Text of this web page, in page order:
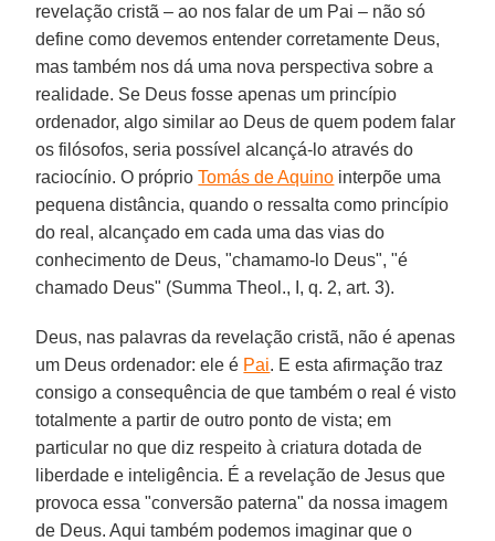
revelação cristã – ao nos falar de um Pai – não só
define como devemos entender corretamente Deus,
mas também nos dá uma nova perspectiva sobre a
realidade. Se Deus fosse apenas um princípio
ordenador, algo similar ao Deus de quem podem falar
os filósofos, seria possível alcançá-lo através do
raciocínio. O próprioTomás de Aquino interpõe uma
pequena distância, quando o ressalta como princípio
do real, alcançado em cada uma das vias do
conhecimento de Deus, "chamamo-lo Deus", "é
chamado Deus" (Summa Theol., I, q. 2, art. 3).
Deus, nas palavras da revelação cristã, não é apenas
um Deus ordenador: ele é Pai. E esta afirmação traz
consigo a consequência de que também o real é visto
totalmente a partir de outro ponto de vista; em
particular no que diz respeito à criatura dotada de
liberdade e inteligência. É a revelação de Jesus que
provoca essa "conversão paterna" da nossa imagem
de Deus. Aqui também podemos imaginar que o